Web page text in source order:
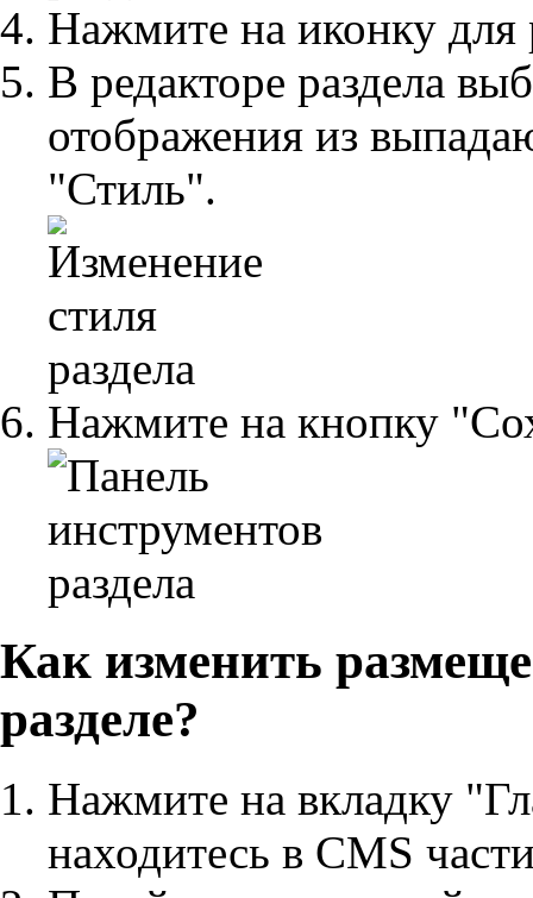
Нажмите на иконку для
В редакторе раздела
отображения из
"Стиль".
Нажмите на кнопку
Как изменить
разделе?
Нажмите на вкладку
находитесь в CMS